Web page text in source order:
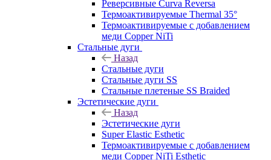
Реверсивные Curva Reversa
Термоактивируемые Thermal 35°
Термоактивируемые с добавлением
меди Copper NiTi
Стальные дуги
Назад
Стальные дуги
Стальные дуги SS
Стальные плетеные SS Braided
Эстетические дуги
Назад
Эстетические дуги
Super Elastic Esthetic
Термоактивируемые с добавлением
меди Copper NiTi Esthetic